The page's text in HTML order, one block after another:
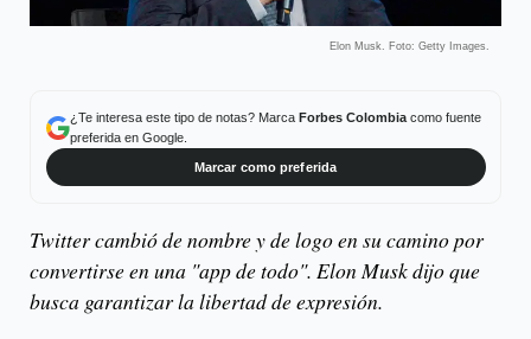
Elon Musk. Foto: Getty Images.
¿Te interesa este tipo de notas? Marca Forbes Colombiacomo fuente
preferida en Google.
Marcar como preferida
Twitter cambió de nombre y de logo en su camino por
convertirse en una "app de todo". Elon Musk dijo que
busca garantizar la libertad de expresión.